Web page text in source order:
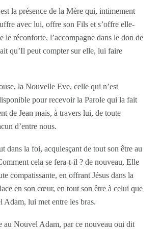
la présence de la Mère qui, intimement
avec lui, offre son Fils et s’offre elle-
le réconforte, l’accompagne dans le don de
qu’Il peut compter sur elle, lui faire
la Nouvelle Eve, celle qui n’est
pour recevoir la Parole qui la fait
de Jean mais, à travers lui, de toute
d’entre nous.
dans la foi, acquiesçant de tout son être au
cela se fera-t-il ? de nouveau, Elle
compatissante, en offrant Jésus dans la
en son cœur, en tout son être à celui que
Adam, lui met entre les bras.
au Nouvel Adam, par ce nouveau oui dit